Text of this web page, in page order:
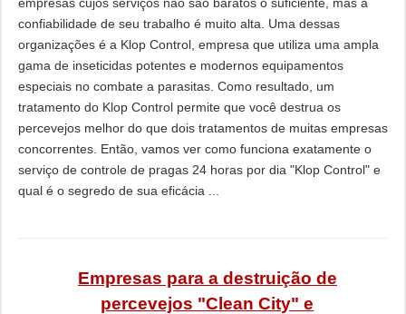
confiabilidade de seu trabalho é muito alta. Uma dessas
organizações é a Klop Control, empresa que utiliza uma ampla
gama de inseticidas potentes e modernos equipamentos
especiais no combate a parasitas. Como resultado, um
tratamento do Klop Control permite que você destrua os
percevejos melhor do que dois tratamentos de muitas empresas
concorrentes. Então, vamos ver como funciona exatamente o
serviço de controle de pragas 24 horas por dia "Klop Control" e
qual é o segredo de sua eficácia ...
Empresas para a destruição de
percevejos "Clean City" e